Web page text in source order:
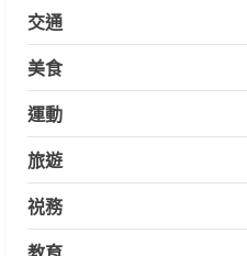
交通
美食
運動
旅遊
祱務